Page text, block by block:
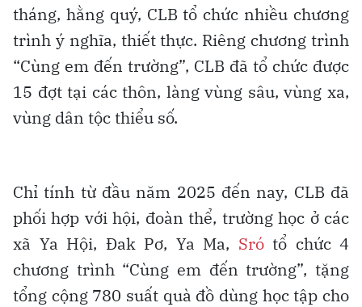
tháng, hằng quý, CLB tổ chức nhiều chương
trình ý nghĩa, thiết thực. Riêng chương trình
“Cùng em đến trường”, CLB đã tổ chức được
15 đợt tại các thôn, làng vùng sâu, vùng xa,
vùng dân tộc thiểu số.
Chỉ tính từ đầu năm 2025 đến nay, CLB đã
phối hợp với hội, đoàn thể, trường học ở các
xã Ya Hội, Đak Pơ, Ya Ma, Srótổ chức 4
chương trình “Cùng em đến trường”, tặng
tổng cộng 780 suất quà đồ dùng học tập cho